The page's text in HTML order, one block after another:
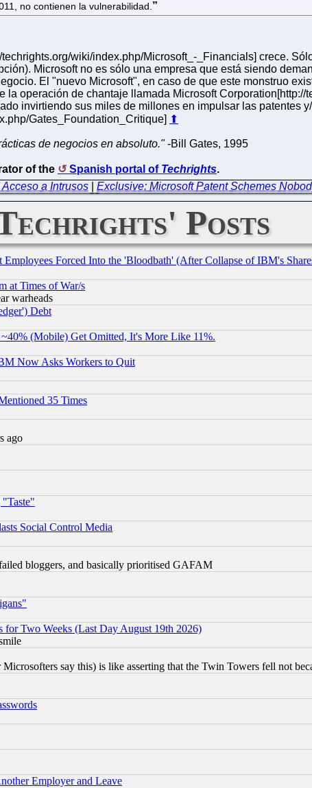
no contienen la vulnerabilidad.
wiki/index.php/Microsoft_-_Financials] crece.
Microsoft no es sólo una empresa que está siendo
El "nuevo Microsoft", en caso de que este monstruo
operación de chantaje llamada Microsoft
invirtiendo sus miles de millones en impulsar las patentes
Gates_Foundation_Critique] ⬆
de negocios en absoluto."-Bill Gates, 1995
of the Spanish portal of Techrights.
a Intrusos |Exclusive: Microsoft Patent Schemes
Posts
Forced Into the 'Bloodbath' (After Collapse of IBM's
at Times of War/s
warheads
Debt
(Mobile) Get Omitted, It's More Like 11%.
Now Asks Workers to Quit
35 Times
ago
"Taste"
Social Control Media
bloggers, and basically prioritised GAFAM
Two Weeks (Last Day August 19th 2026)
say this) is like asserting that the Twin Towers fell not
Employer and Leave